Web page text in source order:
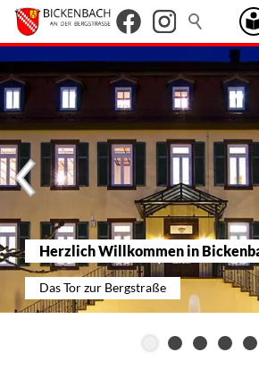
Herzlich Willkommen in
Das Tor zur Bergstraße